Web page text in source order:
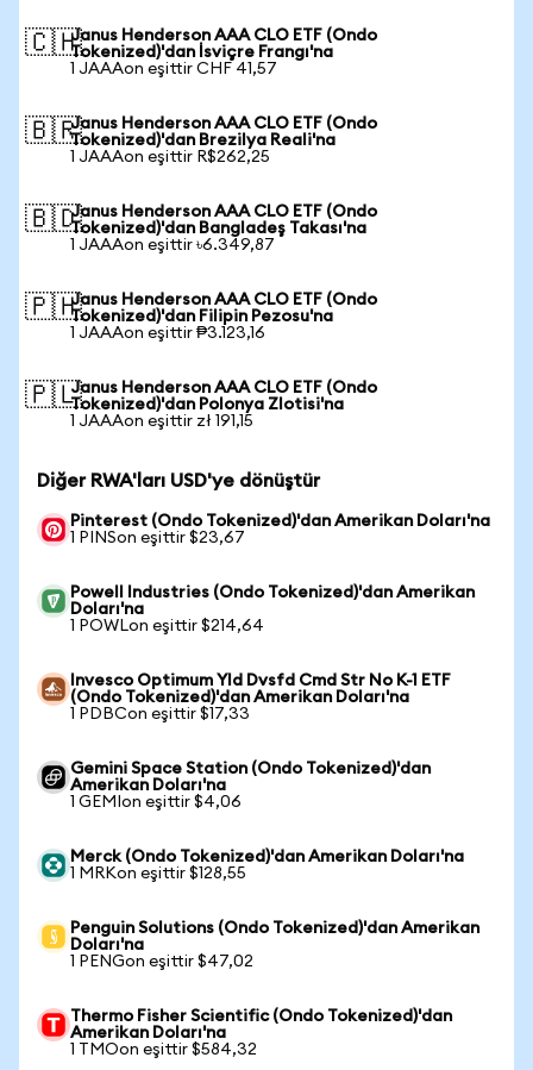
🇨🇭Janus Henderson AAA CLO ETF (Ondo
Tokenized)'dan İsviçre Frangı'na
1 JAAAon eşittir CHF 41,57
🇧🇷Janus Henderson AAA CLO ETF (Ondo
Tokenized)'dan Brezilya Reali'na
1 JAAAon eşittir R$262,25
🇧🇩Janus Henderson AAA CLO ETF (Ondo
Tokenized)'dan Bangladeş Takası'na
1 JAAAon eşittir ৳6.349,87
🇵🇭Janus Henderson AAA CLO ETF (Ondo
Tokenized)'dan Filipin Pezosu'na
1 JAAAon eşittir ₱3.123,16
🇵🇱Janus Henderson AAA CLO ETF (Ondo
Tokenized)'dan Polonya Zlotisi'na
1 JAAAon eşittir zł 191,15
Diğer RWA'ları USD'ye dönüştür
Pinterest (Ondo Tokenized)'dan Amerikan Doları'na
1 PINSon eşittir $23,67
Powell Industries (Ondo Tokenized)'dan Amerikan
Doları'na
1 POWLon eşittir $214,64
Invesco Optimum Yld Dvsfd Cmd Str No K-1 ETF
(Ondo Tokenized)'dan Amerikan Doları'na
1 PDBCon eşittir $17,33
Gemini Space Station (Ondo Tokenized)'dan
Amerikan Doları'na
1 GEMIon eşittir $4,06
Merck (Ondo Tokenized)'dan Amerikan Doları'na
1 MRKon eşittir $128,55
Penguin Solutions (Ondo Tokenized)'dan Amerikan
Doları'na
1 PENGon eşittir $47,02
Thermo Fisher Scientific (Ondo Tokenized)'dan
Amerikan Doları'na
1 TMOon eşittir $584,32